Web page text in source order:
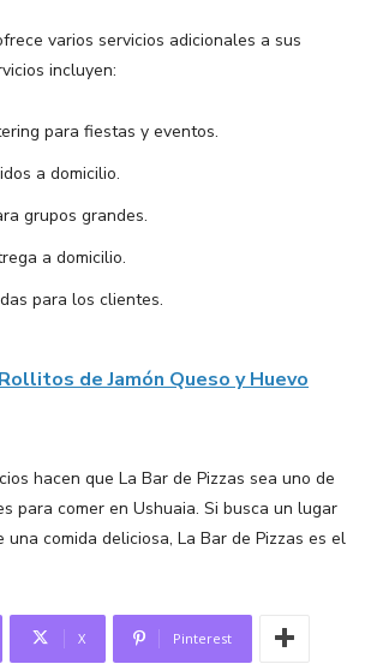
varios servicios adicionales a sus
incluyen:
para fiestas y eventos.
a domicilio.
grupos grandes.
a domicilio.
para los clientes.
de Jamón Queso y Huevo
hacen que La Bar de Pizzas sea uno de
para comer en Ushuaia. Si busca un lugar
comida deliciosa, La Bar de Pizzas es el
X Pinterest